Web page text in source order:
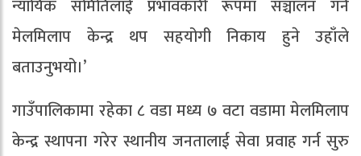
न्यायिक समितिलाई प्रभावकारी रूपमा सञ्चालन गर्न
मेलमिलाप केन्द्र थप सहयोगी निकाय हुने उहाँले
बताउनुभयो।’
गाउँपालिकामा रहेका ८ वडा मध्य ७ वटा वडामा मेलमिलाप
केन्द्र स्थापना गरेर स्थानीय जनतालाई सेवा प्रवाह गर्न सुरु